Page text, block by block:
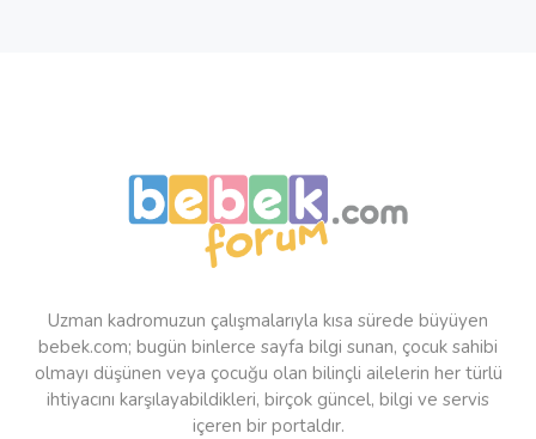
Uzman kadromuzun çalışmalarıyla kısa sürede büyüyen
bebek.com; bugün binlerce sayfa bilgi sunan, çocuk sahibi
olmayı düşünen veya çocuğu olan bilinçli ailelerin her türlü
ihtiyacını karşılayabildikleri, birçok güncel, bilgi ve servis
içeren bir portaldır.